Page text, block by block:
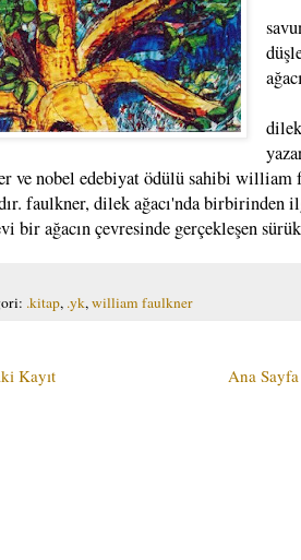
ve nobel edebiyat ödülü sahibi william
faulkner, dilek ağacı'nda
bir ağacın çevresinde gerçekleşen
.kitap, .yk,william faulkner
Kayıt Ana Sayfa